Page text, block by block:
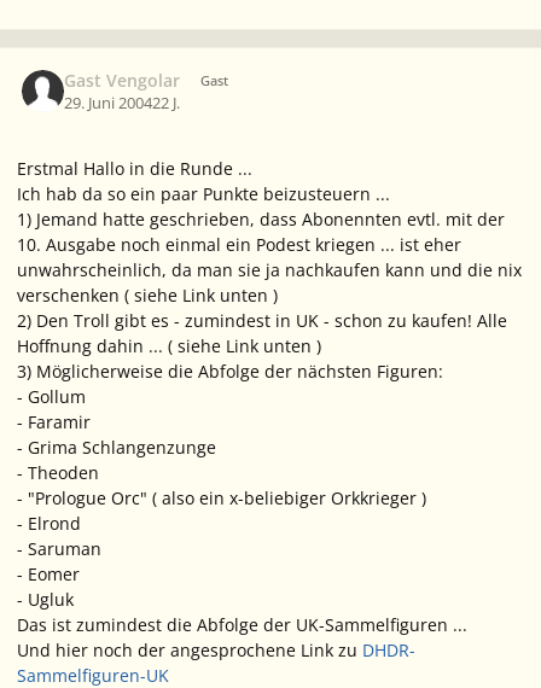
Gast Vengolar Gast
29. Juni 200422 J.
Erstmal Hallo in die Runde ...
Ich hab da so ein paar Punkte beizusteuern ...
1) Jemand hatte geschrieben, dass Abonennten evtl. mit der
10. Ausgabe noch einmal ein Podest kriegen ... ist eher
unwahrscheinlich, da man sie ja nachkaufen kann und die nix
verschenken ( siehe Link unten )
2) Den Troll gibt es - zumindest in UK - schon zu kaufen! Alle
Hoffnung dahin ... ( siehe Link unten )
3) Möglicherweise die Abfolge der nächsten Figuren:
- Gollum
- Faramir
- Grima Schlangenzunge
- Theoden
- "Prologue Orc" ( also ein x-beliebiger Orkkrieger )
- Elrond
- Saruman
- Eomer
- Ugluk
Das ist zumindest die Abfolge der UK-Sammelfiguren ...
Und hier noch der angesprochene Link zu DHDR-
Sammelfiguren-UK